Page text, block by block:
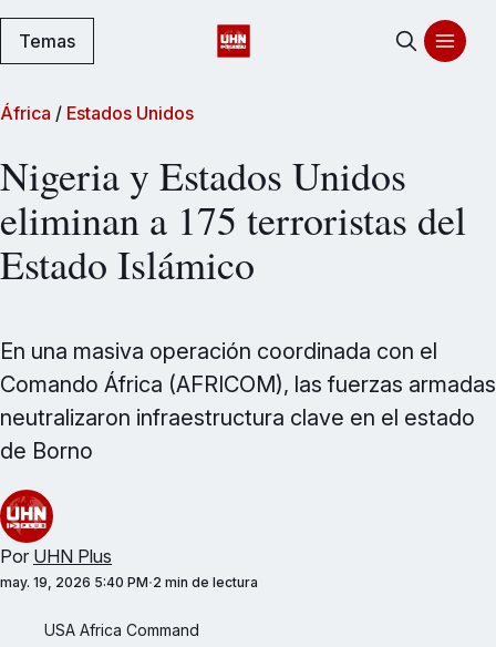
Temas
África / Estados Unidos
Nigeria y Estados Unidos
eliminan a 175 terroristas del
Estado Islámico
En una masiva operación coordinada con el
Comando África (AFRICOM), las fuerzas armadas
neutralizaron infraestructura clave en el estado
de Borno
Por UHN Plus
may. 19, 2026 5:40 PM 2 min de lectura
USA Africa Command